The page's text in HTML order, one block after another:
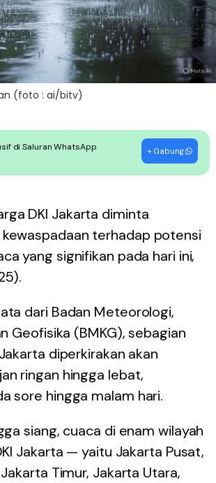
(foto : ai/bitv)
di Saluran WhatsApp
+ Gabung
DKI Jakarta diminta
terhadap potensi
yang signifikan pada hari ini,
dari Badan Meteorologi,
Geofisika (BMKG), sebagian
diperkirakan akan
ringan hingga lebat,
sore hingga malam hari.
siang, cuaca di enam wilayah
Jakarta — yaitu Jakarta Pusat,
Timur, Jakarta Utara,